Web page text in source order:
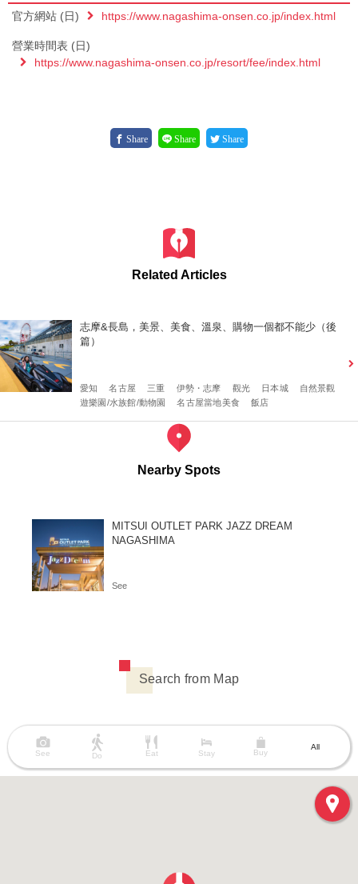
官方網站 (日) https://www.nagashima-onsen.co.jp/index.html
營業時間表 (日)
https://www.nagashima-onsen.co.jp/resort/fee/index.html
Share Share Share
Related Articles
志摩&長島，美景、美食、溫泉、購物一個都不能少（後
篇）
愛知 名古屋 三重 伊勢・志摩 觀光 日本城
自然景觀
遊樂園/水族館/動物園
名古屋當地美食 飯店
Nearby Spots
MITSUI OUTLET PARK JAZZ DREAM
NAGASHIMA
See
Search from Map
See Do Eat Stay Buy
All